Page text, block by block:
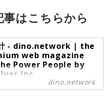
はこちらから
- dino.network | the
web magazine
Power People by
の記事一覧 - dino.network
dino.network